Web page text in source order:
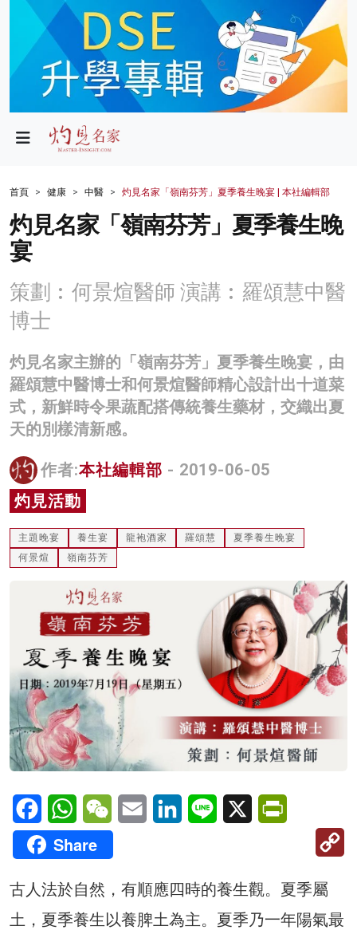
政局
財經
生活
健康
商業
科技
名家榜
灼見活動
首頁 健康 中醫 灼見名家「嶺南芬芳」夏季養生晚宴 | 本社編輯部
灼見名家「嶺南芬芳」夏季養生晚
宴
策劃︰何景煊醫師 演講︰羅頌慧中醫
博士
灼見名家主辦的「嶺南芬芳」夏季養生晚宴，由
羅頌慧中醫博士和何景煊醫師精心設計出十道菜
式，新鮮時令果蔬配搭傳統養生藥材，交織出夏
天的別樣清新感。
作者:本社編輯部 - 2019-06-05
灼見活動
主題晚宴 養生宴 龍袍酒家 羅頌慧
夏季養生晚宴
何景煊
嶺南芬芳
FacebookWhatsAppWeChatEmail LinkedInLine X
Share
古人法於自然，有順應四時的養生觀。夏季屬
土，夏季養生以養脾土為主。夏季乃一年陽氣最